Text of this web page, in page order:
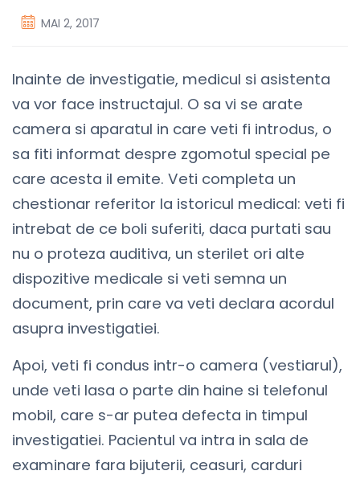
MAI 2, 2017
Inainte de investigatie, medicul si asistenta
va vor face instructajul. O sa vi se arate
camera si aparatul in care veti fi introdus, o
sa fiti informat despre zgomotul special pe
care acesta il emite. Veti completa un
chestionar referitor la istoricul medical: veti fi
intrebat de ce boli suferiti, daca purtati sau
nu o proteza auditiva, un sterilet ori alte
dispozitive medicale si veti semna un
document, prin care va veti declara acordul
asupra investigatiei.
Apoi, veti fi condus intr-o camera (vestiarul),
unde veti lasa o parte din haine si telefonul
mobil, care s-ar putea defecta in timpul
investigatiei. Pacientul va intra in sala de
examinare fara bijuterii, ceasuri, carduri